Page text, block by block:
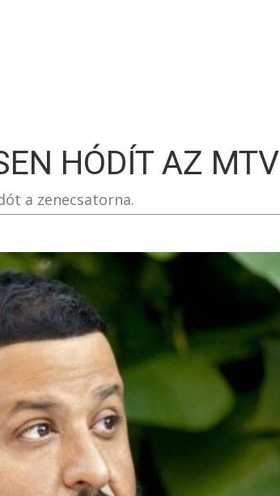
HÓDÍT AZ MTV
a zenecsatorna.